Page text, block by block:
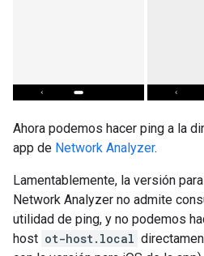
Ahora podemos hacer ping a la
app de Network Analyzer.
Lamentablemente, la versión
Network Analyzer no admite
utilidad de ping, y no podemos
host ot-host.local